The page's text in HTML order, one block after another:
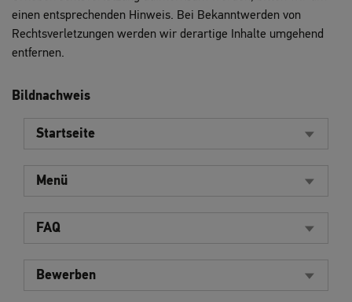
einen entsprechenden Hinweis. Bei Bekanntwerden von
Rechtsverletzungen werden wir derartige Inhalte umgehend
entfernen.
Bildnachweis
Startseite
Menü
FAQ
Bewerben